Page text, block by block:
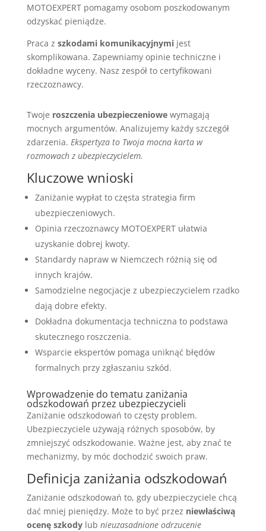
MOTOEXPERT pomagamy osobom poszkodowanym
odzyskać pieniądze.
Praca z szkodami komunikacyjnymijest
skomplikowana. Zapewniamy opinie techniczne i
dokładne wyceny. Nasz zespół to certyfikowani
rzeczoznawcy.
Twoje roszczenia ubezpieczeniowewymagają
mocnych argumentów. Analizujemy każdy szczegół
zdarzenia. Ekspertyza to Twoja mocna karta w
rozmowach z ubezpieczycielem.
Kluczowe wnioski
Zaniżanie wypłat to częsta strategia firm
ubezpieczeniowych.
Opinia rzeczoznawcy MOTOEXPERT ułatwia
uzyskanie dobrej kwoty.
Standardy napraw w Niemczech różnią się od
innych krajów.
Samodzielne negocjacje z ubezpieczycielem rzadko
dają dobre efekty.
Dokładna dokumentacja techniczna to podstawa
skutecznego roszczenia.
Wsparcie ekspertów pomaga uniknąć błędów
formalnych przy zgłaszaniu szkód.
Wprowadzenie do tematu zaniżania
odszkodowań przez ubezpieczycieli
Zaniżanie odszkodowań to częsty problem.
Ubezpieczyciele używają różnych sposobów, by
zmniejszyć odszkodowanie. Ważne jest, aby znać te
mechanizmy, by móc dochodzić swoich praw.
Definicja zaniżania odszkodowań
Zaniżanie odszkodowań to, gdy ubezpieczyciele chcą
dać mniej pieniędzy. Może to być przez niewłaściwą
ocenę szkodylub nieuzasadnione odrzucenie